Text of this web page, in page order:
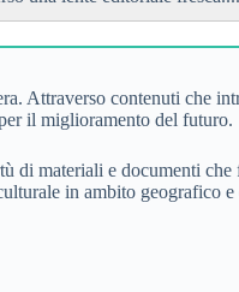
Attraverso contenuti che
il miglioramento del futuro.
di materiali e documenti
in ambito geografico